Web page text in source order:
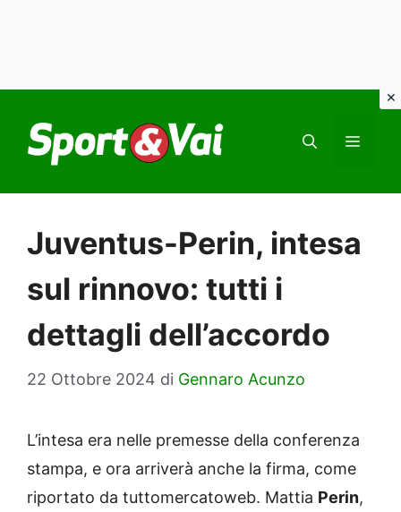
contenuto
Juventus-Perin, intesa
sul rinnovo: tutti i
dettagli dell’accordo
22 Ottobre 2024 di Gennaro Acunzo
L’intesa era nelle premesse della conferenza
stampa, e ora arriverà anche la firma, come
riportato da tuttomercatoweb. Mattia Perin,